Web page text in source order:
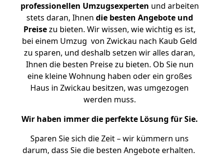
professionellen Umzugsexperten und arbeiten
stets daran, Ihnen die besten Angebote und
Preisezu bieten. Wir wissen, wie wichtig es ist,
bei einem Umzug von Zwickau nach Kaub Geld
zu sparen, und deshalb setzen wir alles daran,
Ihnen die besten Preise zu bieten. Ob Sie nun
eine kleine Wohnung haben oder ein großes
Haus in Zwickau besitzen, was umgezogen
werden muss.
Wir haben immer die perfekte Lösung für Sie.
Sparen Sie sich die Zeit – wir kümmern uns
darum, dass Sie die besten Angebote erhalten.